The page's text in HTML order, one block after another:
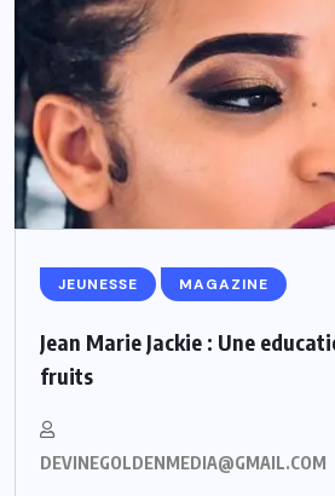
JEUNESSE MAGAZINE
Jean Marie Jackie : Une
fruits
DEVINEGOLDENMEDIA@GMAIL.COM